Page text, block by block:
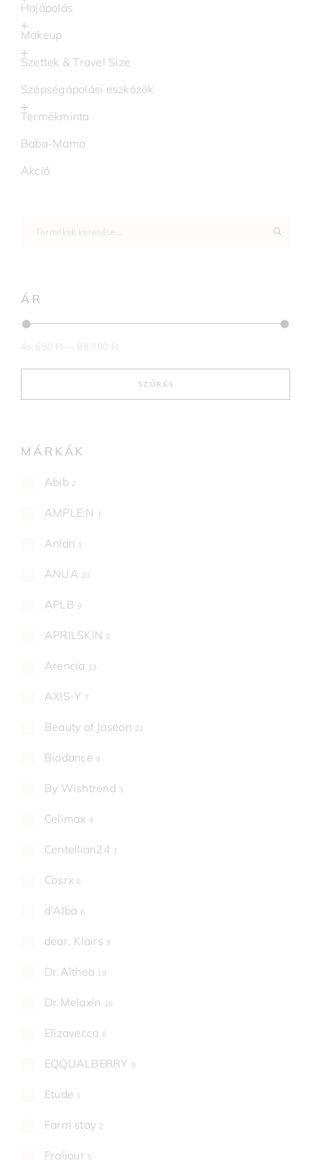
Hajápolás
Makeup
Szettek & Travel Size
Szépségápolási eszközök
Termékminta
Baba-Mama
Akció
ÁR
SZŰRÉS
Ár: 690 Ft 89.700 Ft
MÁRKÁK
Abib 2
AMPLE:N 1
Anlan 1
ANUA 10
APLB 9
APRILSKIN 3
Arencia 13
AXIS-Y 7
Beauty of Joseon 22
Biodance 9
By Wishtrend 3
Celimax 4
Centellian24 1
Cosrx 6
d'Alba 6
dear, Klairs 9
Dr.Althea 19
Dr.Melaxin 16
Elizavecca 6
EQQUALBERRY 9
Etude 1
Farm stay 2
Fraijour 5